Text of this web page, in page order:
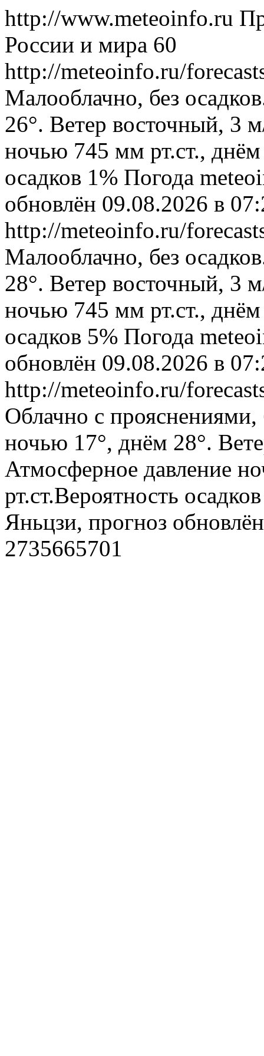
http://www.meteoinfo.ru
России и мира 60
http://meteoinfo.ru/
Малооблачно, без
26°. Ветер восточный, 3
ночью 745 мм рт.ст.,
осадков 1% Погода
обновлён 09.08.2026 в
http://meteoinfo.ru/
Малооблачно, без
28°. Ветер восточный, 3
ночью 745 мм рт.ст.,
осадков 5% Погода
обновлён 09.08.2026 в
http://meteoinfo.ru/
Облачно с прояснениями,
ночью 17°, днём 28°.
Атмосферное давление
рт.ст.Вероятность
Яньцзи, прогноз
2735665701